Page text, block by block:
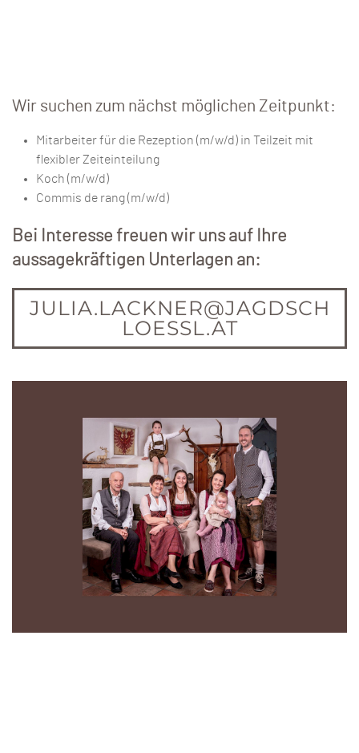
Wir suchen zum nächst möglichen Zeitpunkt:
Mitarbeiter für die Rezeption (m/w/d) in Teilzeit mit
flexibler Zeiteinteilung
Koch (m/w/d)
Commis de rang (m/w/d)
Bei Interesse freuen wir uns auf Ihre
aussagekräftigen Unterlagen an:
JULIA.LACKNER@JAGDSCH
LOESSL.AT